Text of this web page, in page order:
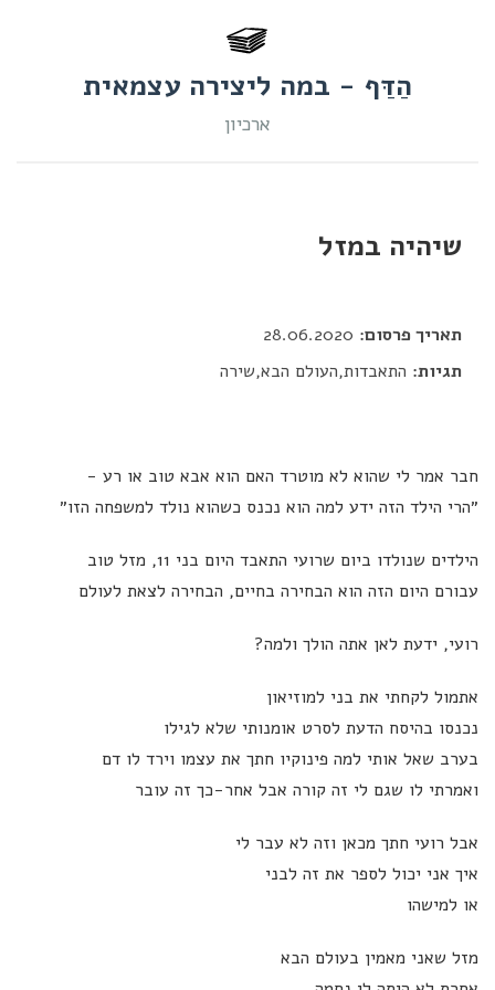
הַדַּף - במה ליצירה עצמאית
ארכיון
שיהיה במזל
תאריך פרסום:
תגיות: התאבדות,העולם הבא,שירה
חבר אמר לי שהוא לא מוטרד האם הוא אבא טוב או רע -
״הרי הילד הזה ידע למה הוא נכנס כשהוא נולד למשפחה הזו״
הילדים שנולדו ביום שרועי התאבד היום בני 11, מזל טוב
עבורם היום הזה הוא הבחירה בחיים, הבחירה לצאת לעולם
רועי, ידעת לאן אתה הולך ולמה?
אתמול לקחתי את בני למוזיאון
נכנסו בהיסח הדעת לסרט אומנותי שלא לגילו
בערב שאל אותי למה פינוקיו חתך את עצמו וירד לו דם
ואמרתי לו שגם לי זה קורה אבל אחר-כך זה עובר
אבל רועי חתך מכאן וזה לא עבר לי
איך אני יכול לספר את זה לבני
או למישהו
מזל שאני מאמין בעולם הבא